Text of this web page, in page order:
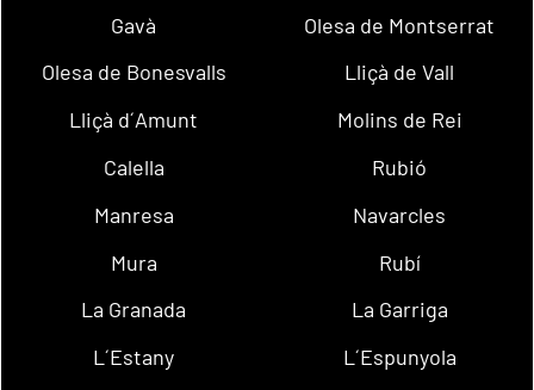
Gavà
Olesa de Montserrat
Olesa de Bonesvalls
Lliçà de Vall
Lliçà d´Amunt
Molins de Rei
Calella
Rubió
Manresa
Navarcles
Mura
Rubí
La Granada
La Garriga
L´Estany
L´Espunyola